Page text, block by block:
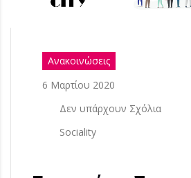
Ανακοινώσεις
6 Μαρτίου 2020
Δεν υπάρχουν Σχόλια
Sociality